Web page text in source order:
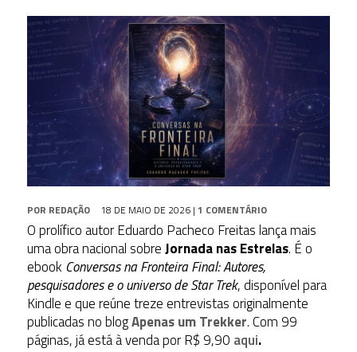
POR REDAÇÃO 18 DE MAIO DE 2026| 1 COMENTÁRIO
O prolífico autor Eduardo Pacheco Freitas lança mais
uma obra nacional sobreJornada nas Estrelas. É o
ebook Conversas na Fronteira Final: Autores,
pesquisadores e o universo de Star Trek, disponível para
Kindle e que reúne treze entrevistas originalmente
publicadas no blogApenas um Trekker. Com 99
páginas, já está à venda por R$ 9,90 aqui.